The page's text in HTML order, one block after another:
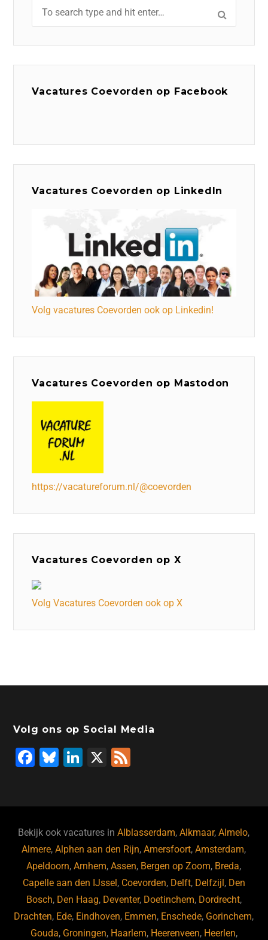
Vacatures Coevorden op Facebook
Vacatures Coevorden op LinkedIn
Volg vacatures Coevorden ook op Linkedin!
Vacatures Coevorden op Mastodon
https://vacatureforum.nl/@coevorden
Vacatures Coevorden op X
Volg Vacatures Coevorden ook op X
Volg ons op Social Media
F
b
o
o
k
Bl
ky
Li
dI
n
X
Bekijk ook vacatures inAlblasserdam,Alkmaar,Almelo,
Almere,Alphen aan den Rijn,Amersfoort,Amsterdam,
Apeldoorn,Arnhem,Assen, Bergen op Zoom, Breda,
Capelle aan den IJssel, Coevorden, Delft, Delfzijl, Den
Bosch, Den Haag, Deventer, Doetinchem, Dordrecht,
Drachten, Ede, Eindhoven, Emmen, Enschede, Gorinchem,
Gouda, Groningen, Haarlem, Heerenveen, Heerlen,